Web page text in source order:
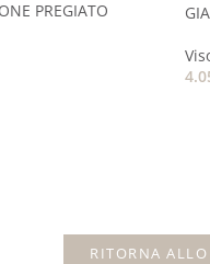
PREGIATO
RITORNA ALLO